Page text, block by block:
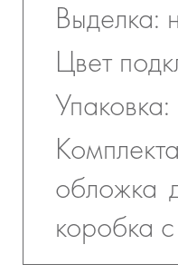
Выделка:
Цвет
обложка
коробка